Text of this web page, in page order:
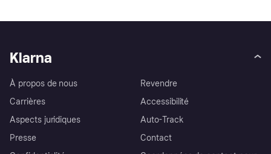
Klarna
À propos de nous
Carrières
Aspects juridiques
Presse
Revendre
Accessibilité
Auto-Track
Contact